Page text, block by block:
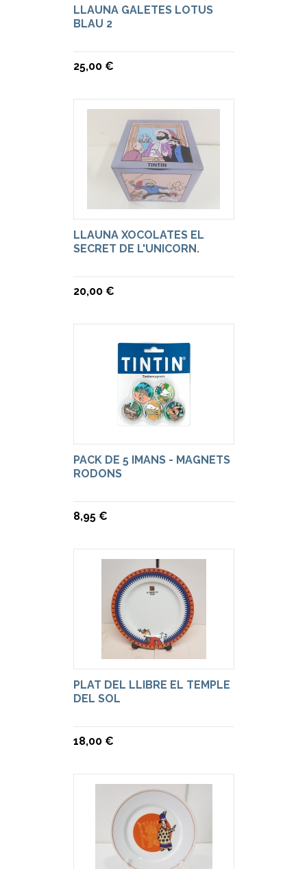
LLAUNA GALETES LOTUS
BLAU 2
25,00 €
LLAUNA XOCOLATES EL
SECRET DE L'UNICORN.
20,00 €
PACK DE 5 IMANS - MAGNETS
RODONS
8,95 €
PLAT DEL LLIBRE EL TEMPLE
DEL SOL
18,00 €